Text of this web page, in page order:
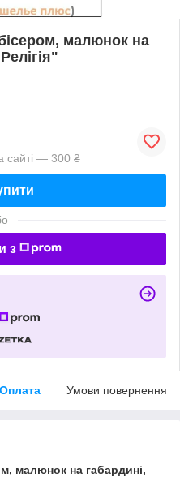
малюнок на
сайті — 300 ₴
з
Оплата Умови повернення
малюнок на габардині,